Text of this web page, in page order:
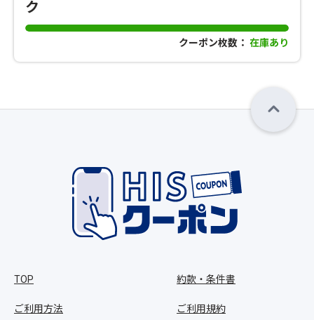
ク
クーポン枚数： 在庫あり
TOP
ご利用方法
約款・条件書
ご利用規約